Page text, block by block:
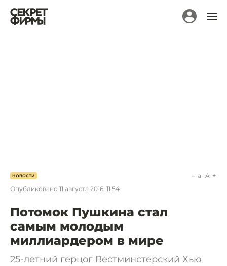
НОВОСТИ
Опубликовано 11 августа 2016, 11:54
a A
Потомок Пушкина стал
самым молодым
миллиардером в мире
25-летний герцог Вестминстерский Хью